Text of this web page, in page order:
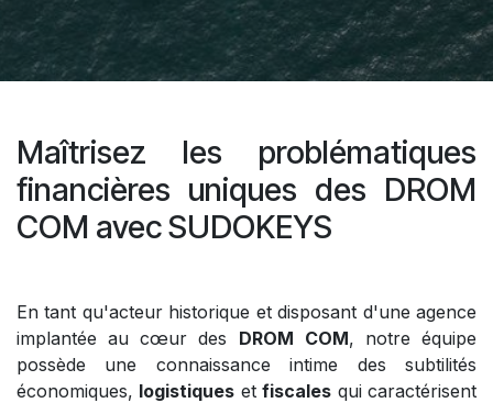
Maîtrisez les problématiques
financières uniques des DROM
COM avec SUDOKEYS
En tant qu'acteur historique et disposant d'une agence
implantée au cœur des DROM COM, notre équipe
possède une connaissance intime des subtilités
économiques, logistiques etfiscales qui caractérisent